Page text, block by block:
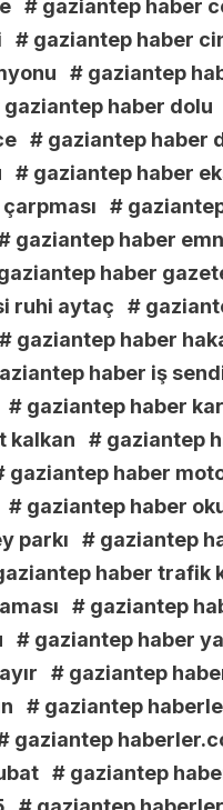
# gaziantep haber
# gaziantep haber
# gaziantep
gaziantep haber dolu
# gaziantep haber
# gaziantep haber
#
gaziantep haber
haber
ruhi aytaç
#
# gaziantep haber
haber iş
# gaziantep haber
kalkan
# gaziantep
gaziantep haber
# gaziantep haber
parkı
# gaziantep
haber trafik
# gaziantep
# gaziantep haber
# gaziantep
# gaziantep
gaziantep
# gaziantep